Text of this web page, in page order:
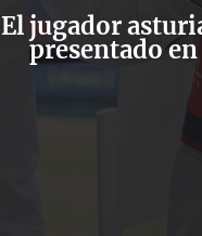
El jugador
presentado en